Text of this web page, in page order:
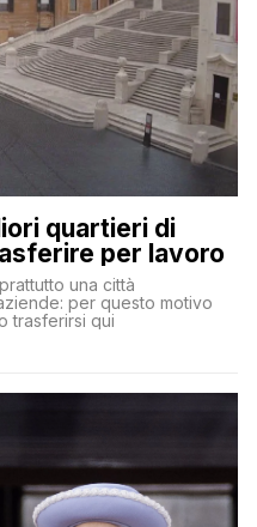
quartieri di
per lavoro
una città
per questo motivo
trasferirsi qui